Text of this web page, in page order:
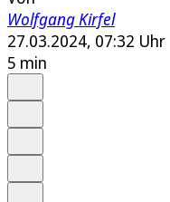
Wolfgang Kirfel
27.03.2024, 07:32 Uhr
5 min